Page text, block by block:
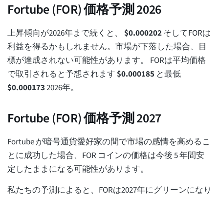
Fortube (FOR) 価格予測 2026
上昇傾向が2026年まで続くと、 $0.000202そしてFORは
利益を得るかもしれません。市場が下落した場合、目
標が達成されない可能性があります。 FORは平均価格
で取引されると予想されます$0.000185 と最低
$0.0001732026年。
Fortube (FOR) 価格予測 2027
Fortube が暗号通貨愛好家の間で市場の感情を高めるこ
とに成功した場合、FOR コインの価格は今後 5 年間安
定したままになる可能性があります。
私たちの予測によると、FORは2027年にグリーンになり